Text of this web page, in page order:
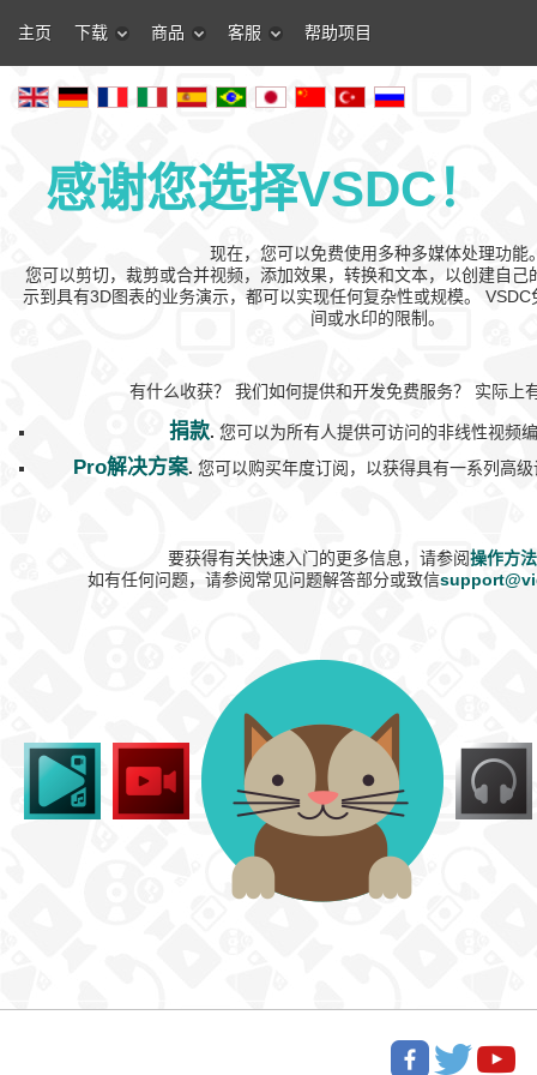
主页 下载 商品 客服 帮助项目
感谢您选择VSDC！
现在，您可以免费使用多种多媒体处理功能
您可以剪切，裁剪或合并视频，添加效果，转换和文本，以创建自己
示到具有3D图表的业务演示，都可以实现任何复杂性或规模。
间或水印的限制。
有什么收获？ 我们如何提供和开发免费服务？ 实际上
捐款. 您可以为所有人提供可访问的非线性视频
Pro解决方案. 您可以购买年度订阅，以获得具有一系列高
要获得有关快速入门的更多信息，请参阅操作方法
如有任何问题，请参阅常见问题解答部分或致信